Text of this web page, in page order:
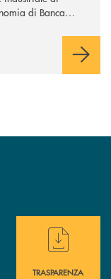
di Banca
dell’operazione.
immediata ?
Hai bisogno di
TRASPARENZA